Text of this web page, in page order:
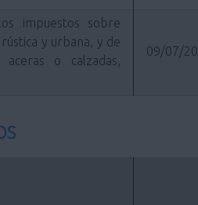
impuestos sobre
y urbana, y de
o calzadas,
09/07/